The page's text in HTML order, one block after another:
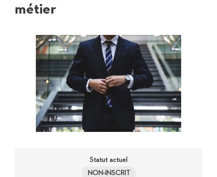
métier
Statut actuel
NON-INSCRIT